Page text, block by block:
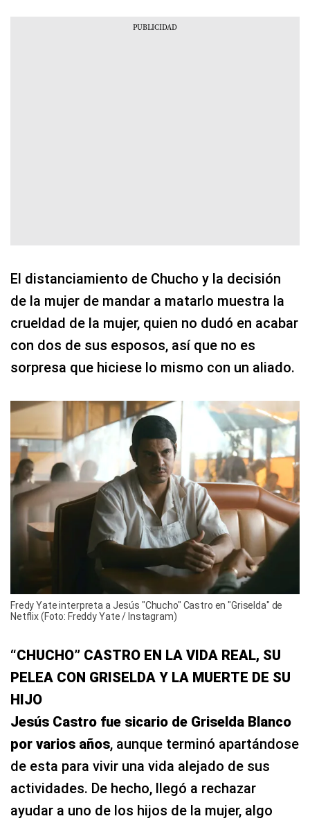
El distanciamiento de Chucho y la decisión
de la mujer de mandar a matarlo muestra la
crueldad de la mujer, quien no dudó en acabar
con dos de sus esposos, así que no es
sorpresa que hiciese lo mismo con un aliado.
Fredy Yate interpreta a Jesús "Chucho" Castro en "Griselda" de
Netflix (Foto: Freddy Yate / Instagram)
“CHUCHO” CASTRO EN LA VIDA REAL, SU
PELEA CON GRISELDA Y LA MUERTE DE SU
HIJO
Jesús Castro fue sicario de Griselda Blanco
por varios años, aunque terminó apartándose
de esta para vivir una vida alejado de sus
actividades. De hecho, llegó a rechazar
ayudar a uno de los hijos de la mujer, algo